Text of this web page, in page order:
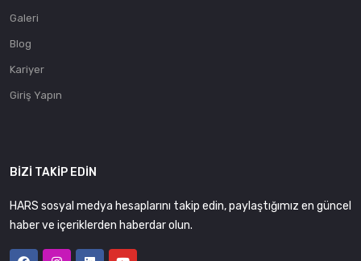
Galeri
Blog
Kariyer
Giriş Yapın
BIZI TAKIP EDIN
HARS sosyal medya hesaplarını takip edin, paylaştığımız en güncel
haber ve içeriklerden haberdar olun.